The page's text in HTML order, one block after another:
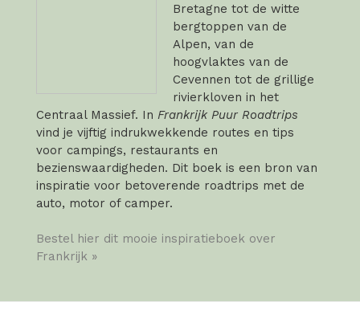
Bretagne tot de witte
bergtoppen van de
Alpen, van de
hoogvlaktes van de
Cevennen tot de grillige
rivierkloven in het
Centraal Massief. In Frankrijk Puur Roadtrips
vind je vijftig indrukwekkende routes en tips
voor campings, restaurants en
bezienswaardigheden. Dit boek is een bron van
inspiratie voor betoverende roadtrips met de
auto, motor of camper.
Bestel hier dit mooie inspiratieboek over
Frankrijk »